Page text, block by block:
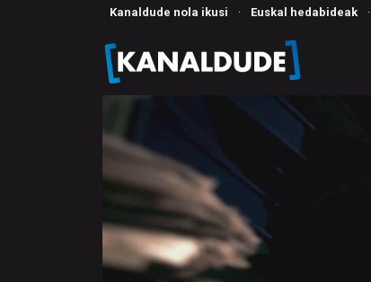
Kanaldude nola ikusi · Euskal hedabideak ·